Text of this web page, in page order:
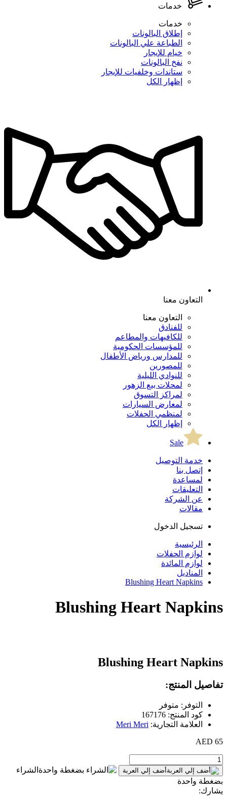
خدمات
خدمات
إطلاق البالونات
الطباعة علي البالونات
خيام للإيجار
نفخ البالونات
ستاندات وخلفيات للإيجار
إظهار الكل
التعاون معنا
التعاون معنا
للفنادق
للكافيهات والمطاعم
للمؤسسات الحكومية
للمدارس ورياض الأطفال
للمصورين
للنوادي الليلية
لمحلات بيع الزهور
لمراكز التسوق
لمعارض السيارات
لمنظمي الحفلات
إظهار الكل
Sale
خدمة التوصيل
إتصل بنا
لمساعدة
التعليقات
عن الشركة
مقالات
تسجيل الدخول
الرئيسية
لوازم الحفلات
لوازم المائدة
المناديل
Blushing Heart Napkins
Blushing Heart Napkins
Blushing Heart Napkins
تفاصيل المنتج:
التوفر: متوفر
كود المنتج: 167176
العلامة التجارية: Meri Meri
65 AED
أضف إلي العربة
الشراء
بضغطة واحدة
يشارك: